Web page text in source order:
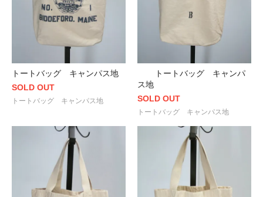
トートバッグ キャンパス地
SOLD OUT
トートバッグ キャンパス地
トートバッグ キャンパ
ス地
SOLD OUT
トートバッグ キャンパス地